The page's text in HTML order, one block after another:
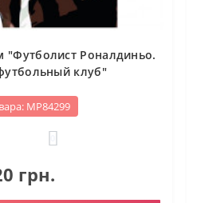
"Футболист Роналдиньо.
клуб"
МР84299
грн.